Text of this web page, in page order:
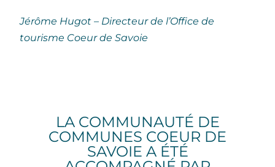
Jérôme Hugot – Directeur de l’Office de
tourisme Coeur de Savoie
LA COMMUNAUTÉ DE
COMMUNES COEUR DE
SAVOIE A ÉTÉ